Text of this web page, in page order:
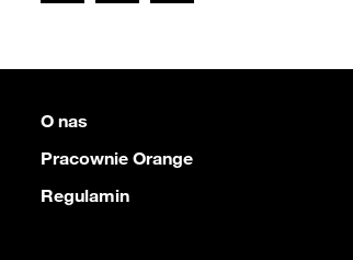
O nas
Pracownie Orange
Regulamin